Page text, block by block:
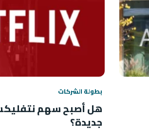
بطولة الشركات
هل أصبح سهم
جديدة؟